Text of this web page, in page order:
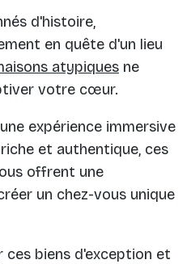
d'histoire,
en quête d'un lieu
atypiques ne
votre cœur.
expérience immersive
et authentique, ces
offrent une
un chez-vous unique
ces biens d'exception et